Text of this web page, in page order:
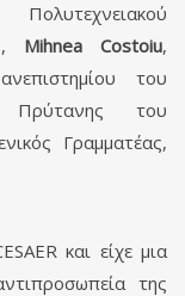
Mihnea Costoiu,
του
του
Γραμματέας,
και είχε μια
της